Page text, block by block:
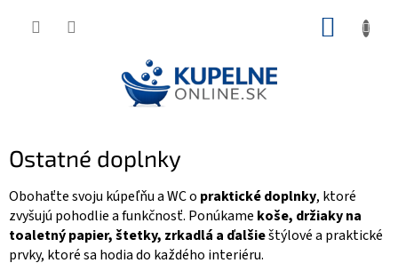
Ostatné doplnky
Obohaťte svoju kúpeľňu a WC o praktické doplnky, ktoré
zvyšujú pohodlie a funkčnosť. Ponúkame koše, držiaky na
toaletný papier, štetky, zrkadlá a ďalšieštýlové a praktické
prvky, ktoré sa hodia do každého interiéru.